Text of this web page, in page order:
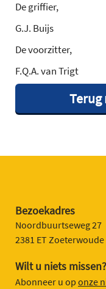
De griffier,
G.J. Buijs
De voorzitter,
F.Q.A. van Trigt
Terug
Bezoekadres
Noordbuurtseweg 27
2381 ET Zoeterwoude
Wilt u niets missen?
Abonneer u op onze